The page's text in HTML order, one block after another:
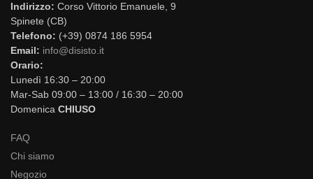
Indirizzo: Corso Vittorio Emanuele, 9
Spinete (CB)
Telefono: (+39) 0874 186 5954
Email: info@disisto.it
Orario:
Lunedì 16:30 – 20:00
Mar-Sab 09:00 – 13:00 / 16:30 – 20:00
Domenica CHIUSO
FAQ
Chi siamo
Negozio